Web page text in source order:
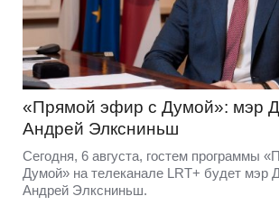
«Прямой эфир с Думой»: мэр
Андрей Элксниньш
Сегодня, 6 августа, гостем программы
Думой» на телеканале LRT+ будет мэр
Андрей Элксниньш.